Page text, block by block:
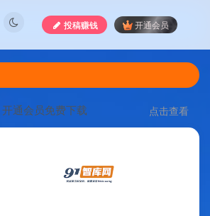
投稿赚钱 开通会员
开通会员免费下载 点击查看